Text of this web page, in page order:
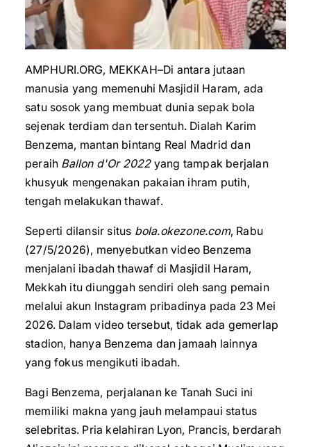
AMPHURI.ORG, MEKKAH–Di antara jutaan
manusia yang memenuhi Masjidil Haram, ada
satu sosok yang membuat dunia sepak bola
sejenak terdiam dan tersentuh. Dialah Karim
Benzema, mantan bintang Real Madrid dan
peraih Ballon d'Or 2022yang tampak berjalan
khusyuk mengenakan pakaian ihram putih,
tengah melakukan thawaf.
Seperti dilansir situs bola.okezone.com, Rabu
(27/5/2026), menyebutkan video Benzema
menjalani ibadah thawaf di Masjidil Haram,
Mekkah itu diunggah sendiri oleh sang pemain
melalui akun Instagram pribadinya pada 23 Mei
2026. Dalam video tersebut, tidak ada gemerlap
stadion, hanya Benzema dan jamaah lainnya
yang fokus mengikuti ibadah.
Bagi Benzema, perjalanan ke Tanah Suci ini
memiliki makna yang jauh melampaui status
selebritas. Pria kelahiran Lyon, Prancis, berdarah